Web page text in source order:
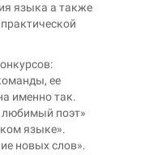
языка а также
ее
именно так.
любимый поэт»
языке».
новых слов».